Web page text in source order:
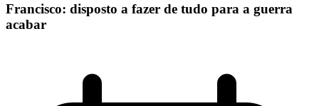
Francisco: disposto a fazer de tudo para a guerra
acabar